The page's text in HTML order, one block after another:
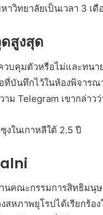
วิทยาลัยเป็นเวลา 3 เ
สูงสุด
บคุมตัวหรือไม่และทนา
บันทึกไว้ในห้องพิจารณ
Telegram เขากล่าว
ในเกาหลีใต้ 2.5 ปี
นคณะกรรมการสิทธิม
หภาพยุโรปได้เรียกร้อ